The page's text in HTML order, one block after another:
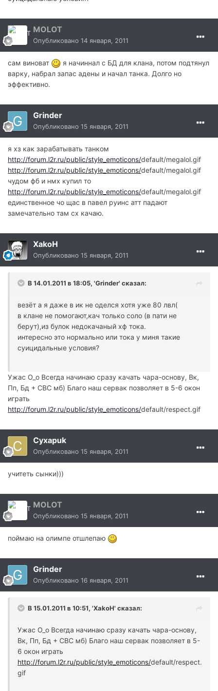
MOLOT
Опубликовано 14 января, 2011
сам виноват
я начиннал с БД для клана, потом подтянул
варку, набрал запас адены и начал танка. Долго но
эффективно.
Grinder
Опубликовано 15 января, 2011
я хз как зарабатывать танком
http://forum.l2r.ru/public/style_emoticons/default/megalol.gif
http://forum.l2r.ru/public/style_emoticons/default/megalol.gif
чудом фб и нмх купил то
http://forum.l2r.ru/public/style_emoticons/default/megalol.gif
единственное чо щас в павел руинс атт падают
замечательно там сх качаю.
XakoH
Опубликовано 15 января, 2011
В 14.01.2011 в 18:05, 'Grinder' сказал:
везёт а я даже в ик не оделся хотя уже 80 лвл(
в клане не помогают,кач только соло (в пати не
берут),из булок недокачаный хф тока.
интересно это нормально или тока у миня такие
суицидальные условия?
Ужас О_о Всегда начинаю сразу качать чара-основу, Вк,
Пп, Бд + СВС мб) Благо наш сервак позволяет в 5-6 окон
играть
http://forum.l2r.ru/public/style_emoticons/default/respect.gif
Cyxapuk
Опубликовано 15 января, 2011
учитеть сынки)))
MOLOT
Опубликовано 15 января, 2011
поймаю на олимпе отшлепаю
Grinder
Опубликовано 16 января, 2011
В 15.01.2011 в 10:51, 'XakoH' сказал:
Ужас О_о Всегда начинаю сразу качать чара-основу,
Вк, Пп, Бд + СВС мб) Благо наш сервак позволяет в 5-
6 окон играть
http://forum.l2r.ru/public/style_emoticons/default/respect.
gif